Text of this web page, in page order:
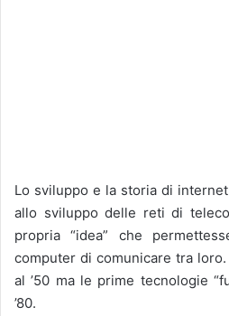
Lo sviluppo e la storia di
allo sviluppo delle reti di
propria “idea” che
computer di comunicare tra
al ’50 ma le prime tecnologie
’80.